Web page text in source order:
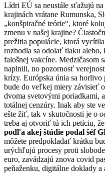
Lídri EÚ sa neustále sťažujú
krajinách vrátane Rumunska,
„konšpiračné teórie“, ktoré
zmenu v našej krajine?
prežitia populácie, ktorá
rozhodla sa odolať tlaku alebo,
falošnej vakcíne. Medzičasom
naplnili, no pozornosť
krízy. Európska únia sa
bude do veľkej miery závisieť
dvoma svetovými poriadkami,
totálnej cenzúry. Inak aby ste
ešte žiť, tak v skutočnosti je o
treba aj otvoriť tú ich petíciu,
podľa akej štúdie podal šéf
môžete predpokladať krátku
urýchľujú procesy proti
euro, zavádzajú znova covid
peňaženku, digitálne doklady